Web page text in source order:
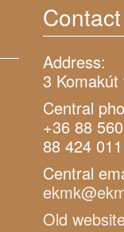
Contact
Address:
3
Central
+36 88
88 424 011
Central
Old